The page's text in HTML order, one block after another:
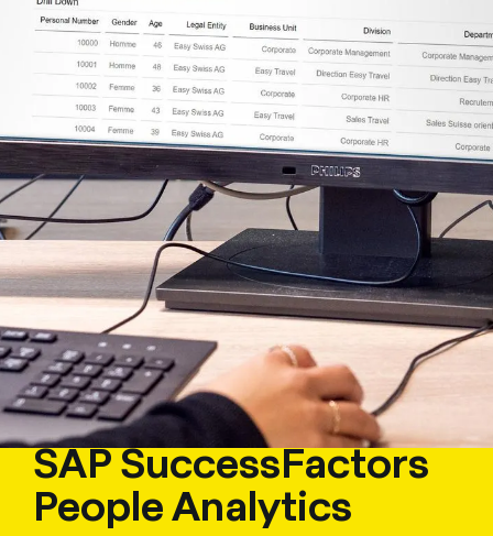
SAP SuccessFactors
People Analytics